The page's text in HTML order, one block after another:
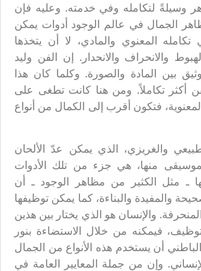
وسيلةً لتكامله وفي خدمته. وعليه فإن
الجمال في عالم الوجود أدوات يمكن
تكامله المعنوي والمادي، لا أن يتخذها
والانحراف والانحدار. إن الفن وليد
بين المادة والصورة. وكلما كان هذا
أكثر تكاملاً. ومن هنا كانت تطغى على
فتكون أقرب إلى الكمال من أنواع
والغريزي، الذي يمكن عدّ الألحان
منها، هي جزء من تلك الأدوات
ـ مثل الكثير من مظاهر الوجود ـ أن
والمفيدة والبناءة، كما يمكن توظيفها
والإنسان هو الذي يختار بين هذين
فيمكنه من خلال الاستضاءة بنور
أن يستخدم هذه الأنواع من الجمال
وإن من جملة المعايير العامة في